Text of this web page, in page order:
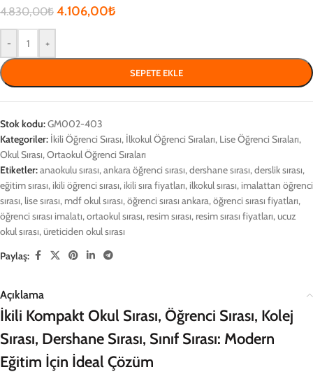
4.830,00₺ 4.106,00₺
- +
SEPETE EKLE
Stok kodu:GM002-403
Kategoriler: İkili Öğrenci Sırası, İlkokul Öğrenci Sıraları, Lise Öğrenci Sıraları,
Okul Sırası,Ortaokul Öğrenci Sıraları
Etiketler:anaokulu sırası,ankara öğrenci sırası,dershane sırası,derslik sırası,
eğitim sırası, ikili öğrenci sırası, ikili sıra fiyatları, ilkokul sırası, imalattan öğrenci
sırası, lise sırası, mdf okul sırası,öğrenci sırası ankara,öğrenci sırası fiyatları,
öğrenci sırası imalatı,ortaokul sırası, resim sırası, resim sırası fiyatları,ucuz
okul sırası,üreticiden okul sırası
Paylaş:
Açıklama
İkili Kompakt Okul Sırası, Öğrenci Sırası, Kolej
Sırası, Dershane Sırası, Sınıf Sırası: Modern
Eğitim İçin İdeal Çözüm